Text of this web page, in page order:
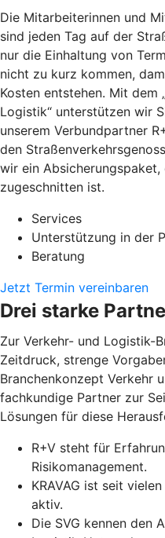
Die Mitarbeiterinnen und
sind jeden Tag auf der
nur die Einhaltung von
nicht zu kurz kommen,
Kosten entstehen. Mit dem
Logistik“ unterstützen wir
unserem Verbundpartner
den
wir ein Absicherungspaket,
zugeschnitten ist.
Services
Unterstützung in der
Beratung
Jetzt Termin vereinbaren
Drei starke
Zur Verkehr- und Logistik-
Zeitdruck, strenge
Branchenkonzept Verkehr
fachkundige Partner zur
Lösungen für diese
R+V steht für
Risikomanagement.
KRAVAG ist seit
aktiv.
Die SVG kennen den